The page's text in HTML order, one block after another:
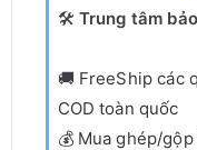
🛠️ Trung tâm
🚚 FreeShip các
COD toàn quốc
💰 Mua ghép/